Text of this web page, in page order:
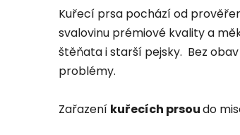
Kuřecí prsa pochází od
svalovinu prémiové kvality a
štěňata i starší pejsky. Bez
problémy.
Zařazení kuřecích prsoudo